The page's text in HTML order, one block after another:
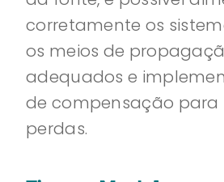
corretamente os
os meios de
adequados e
de compensação para
perdas.